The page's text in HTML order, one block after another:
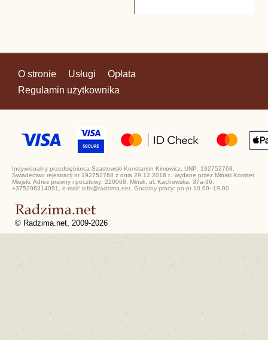
O stronie Usługi
Opłata
Regulamin użytkownika
Indywidualny przedsiębiorca Szastowski Konstantin Kimowicz, UNP: 192752768.
Świadectwo rejestracji nr 192752768 z dnia 29.12.2016 r., wydane przez Miński Komitet
Miejski. Adres prawny i pocztowy: 220068, Mińsk, ul. Kachowska, 37a-36.
+375296314091, e-mail: info@radzima.net. Godziny pracy: pn-pt 10.00–19.00
© Radzima.net, 2009-2026